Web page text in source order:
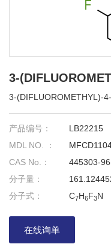
3-
3-(DIFLUOROMETHYL)-
产品编号：
LB22215
MDL NO. ：
CAS No.：
445303-
分子量：
分子式：
C7H6F3N
在线询单